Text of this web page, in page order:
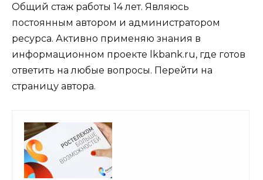
Общий стаж работы 14 лет. Являюсь
постоянным автором и администратором
ресурса. Активно применяю знания в
информационном проекте lkbank.ru, где готов
ответить на любые вопросы. Перейти на
страницу автора.